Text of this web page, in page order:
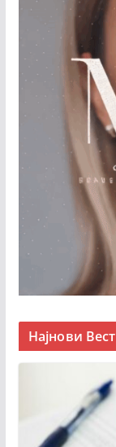
Најнови